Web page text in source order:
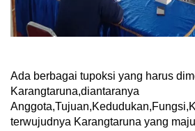
Ada berbagai tupoksi yang harus
Karangtaruna,diantaranya
terwujudnya Karangtaruna yang